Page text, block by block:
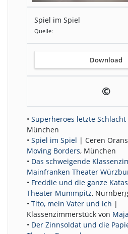
Spiel im Spiel
Quelle:
Download
©
•Superheroes letzte Schlacht
München
•Spiel im Spiel | Ceren
Moving Borders, München
• Das schweigende
Mainfranken Theater
• Freddie und die ganze
Theater Mummpitz, Nürnberg
•Tito, mein Vater und ich |
Klassenzimmerstück von
• Der Zinnsoldat und die